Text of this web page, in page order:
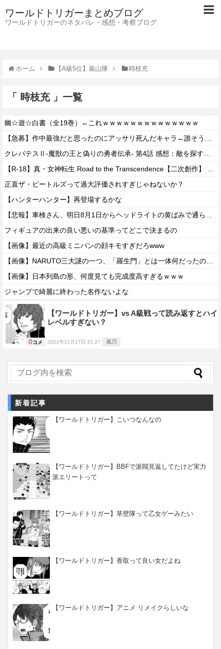
ワールドトリガーまとめブログ
ワールドトリガーのネタバレ・感想・考察ブログ
ホーム 【A級5位】嵐山隊 時枝充
「 時枝充 」一覧
幽☆遊☆白書（全19巻）←これｗｗｗｗｗｗｗｗｗｗｗｗｗｗ
【急募】作中最強だと思ったのにアッサリ死んだキャラ←誰そうぞうした？
クレバテスⅡ-魔獣の王と偽りの勇者伝承- 第4話 感想：敵を探すよりトアの書を餌に誘き出す作戦！
【R-18】真・女神転生 Road to the Transcendence【二次創作】 第２０話
正直ザ・ビートルズって過大評価されすぎじゃねないか？
【ハンターハンター】再登場するかな
【悲報】車検さん、明日8月1日からヘッドライトの黄ばみで通らなくなる模様…
フィギュアの出来の良い悪いの基準ってどこで決まるの
【画像】最近の高級ミニバンの顔キモすぎだろwww
【画像】NARUTO三大謎の一つ、「羅生門」とは一体何だったのか！？
【画像】日本列島の形、何度見ても完成度高すぎるｗｗｗ
ジャンプで綺麗に終わった名作ないよな
0コメ
【ワールドトリガー】vs A級戦って読み返すとハイ
レベルすぎない？
2021年11月17日 21:27 風刃
新着記事
【ワールドトリガー】こいつなんなの
【ワールドトリガー】BBFで派閥見返してたけど実力
派エリートって
【ワールドトリガー】草壁隊って乙女ゲーみたい
【ワールドトリガー】香取って良い女だよね
【ワールドトリガー】アニメ リメイクらしいな